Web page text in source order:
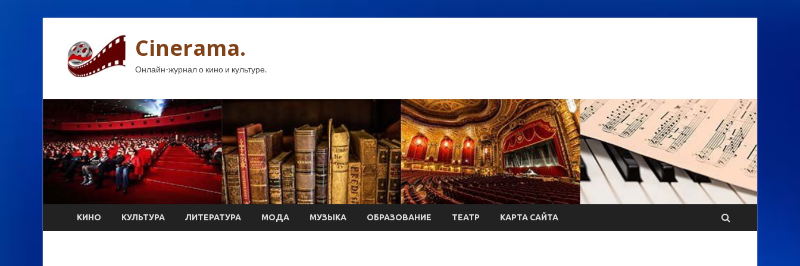
Cinerama.
Онлайн-журнал о кино и культуре.
КИНО КУЛЬТУРА ЛИТЕРАТУРА МОДА МУЗЫКА ОБРАЗОВАНИЕ ТЕАТР КАРТА САЙТА